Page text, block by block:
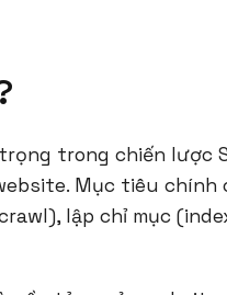
trong chiến lược
Mục tiêu chính
lập chỉ mục